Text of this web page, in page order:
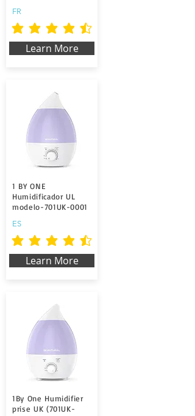
FR
la calificación promedio es 4.5 de 5
Learn More
1 BY ONE
Humidificador UL
modelo-701UK-0001
ES
la calificación promedio es 4.5 de 5
Learn More
1By One Humidifier
prise UK (701UK-